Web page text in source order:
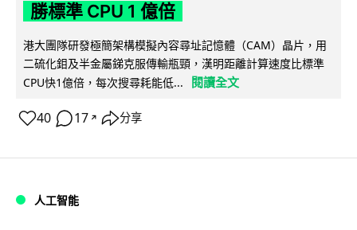
勝標準 CPU 1 億倍
港大團隊研發極簡架構模擬內容尋址記憶體（CAM）晶片，用
二硫化鉬及半金屬銻克服傳輸瓶頸，漢明距離計算速度比標準
CPU快1億倍，每次搜尋耗能低...
閱讀全文
40 17 ↗ 分享
人工智能